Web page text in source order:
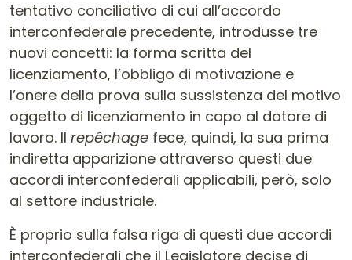
tentativo conciliativo di cui all’accordo
interconfederale precedente, introdusse tre
nuovi concetti: la forma scritta del
licenziamento, l’obbligo di motivazione e
l’onere della prova sulla sussistenza del motivo
oggetto di licenziamento in capo al datore di
lavoro. Il repêchage fece, quindi, la sua prima
indiretta apparizione attraverso questi due
accordi interconfederali applicabili, però, solo
al settore industriale.
È proprio sulla falsa riga di questi due accordi
interconfederali che il Legislatore decise di